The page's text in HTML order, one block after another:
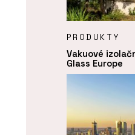
PRODUKTY
Vakuové
Glass Europe